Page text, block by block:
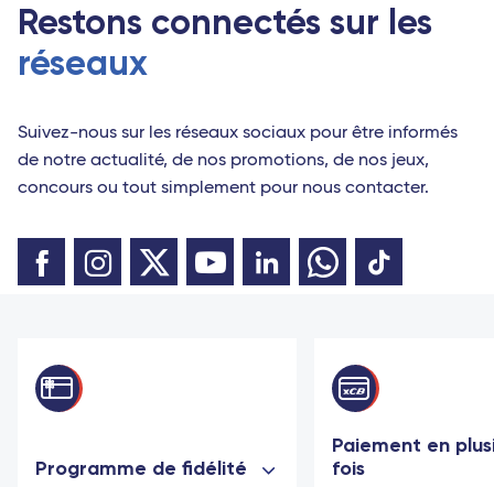
Restons connectés sur les
réseaux
Suivez-nous sur les réseaux sociaux pour être informés
de notre actualité, de nos promotions, de nos jeux,
concours ou tout simplement pour nous contacter.
Programme de fidélité
Paiement en
fois